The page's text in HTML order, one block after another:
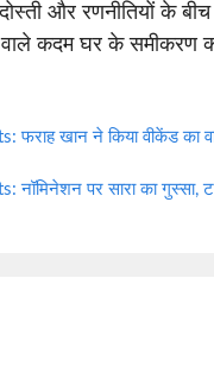
और रणनीतियों के
वाले कदम घर के
खान ने किया वीकेंड का
पर सारा का गुस्सा,